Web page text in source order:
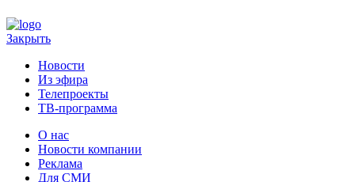
Закрыть
Новости
Из эфира
Телепроекты
ТВ-программа
О нас
Новости компании
Реклама
Для СМИ